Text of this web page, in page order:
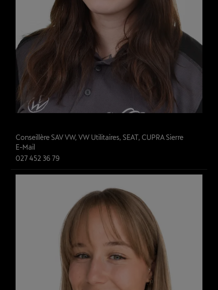
Conseillère SAV VW, VW Utilitaires, SEAT, CUPRA Sierre
E-Mail
027 452 36 79